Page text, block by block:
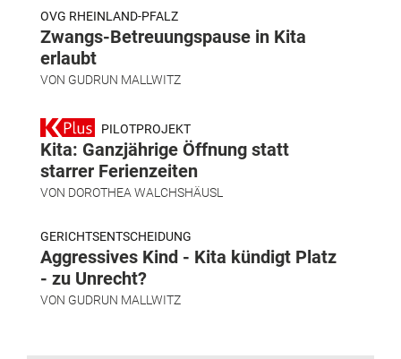
OVG RHEINLAND-PFALZ
Zwangs-Betreuungspause in Kita
erlaubt
VON GUDRUN MALLWITZ
PILOTPROJEKT
Kita: Ganzjährige Öffnung statt
starrer Ferienzeiten
VON DOROTHEA WALCHSHÄUSL
GERICHTSENTSCHEIDUNG
Aggressives Kind - Kita kündigt Platz
- zu Unrecht?
VON GUDRUN MALLWITZ